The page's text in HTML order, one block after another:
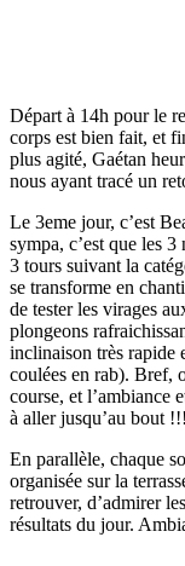
Départ à 14h pour le
corps est bien fait, et
plus agité, Gaétan
nous ayant tracé un
Le 3eme jour, c’est
sympa, c’est que les
3 tours suivant la
se transforme en
de tester les virages
plongeons
inclinaison très rapide
coulées en rab). Bref,
course, et l’ambiance
à aller jusqu’au bout
En parallèle, chaque
organisée sur la
retrouver, d’admirer
résultats du jour.